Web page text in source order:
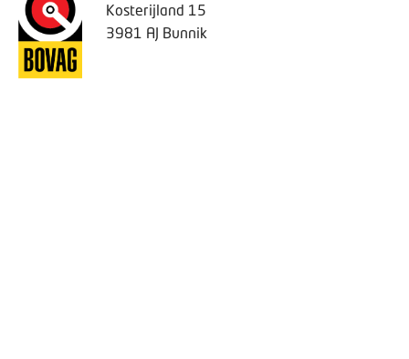
Kosterijland 15
3981 AJ Bunnik